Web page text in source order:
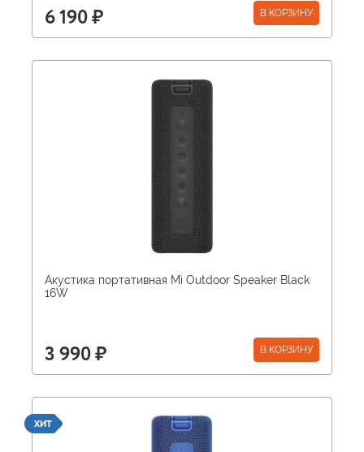
6 190 ₽ В КОРЗИНУ
Акустика портативная Mi Outdoor Speaker Black
16W
3 990 ₽ В КОРЗИНУ
ХИТ